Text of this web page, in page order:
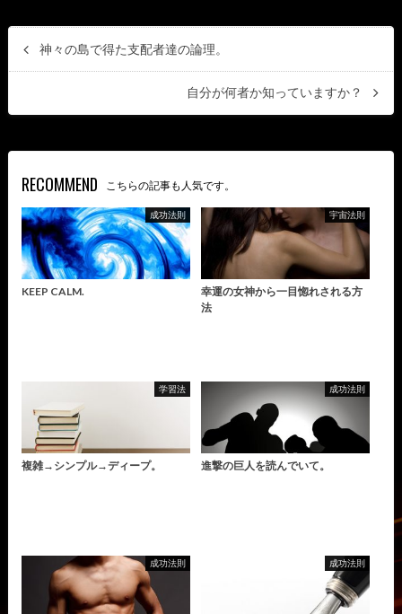
神々の島で得た支配者達の論理。
自分が何者か知っていますか？
RECOMMEND こちらの記事も人気です。
成功法則
KEEP CALM.
宇宙法則
幸運の女神から一目惚れされる方
法
学習法
複雑→シンプル→ディープ。
成功法則
進撃の巨人を読んでいて。
成功法則 成功法則